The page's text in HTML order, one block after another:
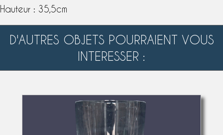
Hauteur : 35,5cm
D'AUTRES OBJETS POURRAIENT VOUS
INTERESSER :